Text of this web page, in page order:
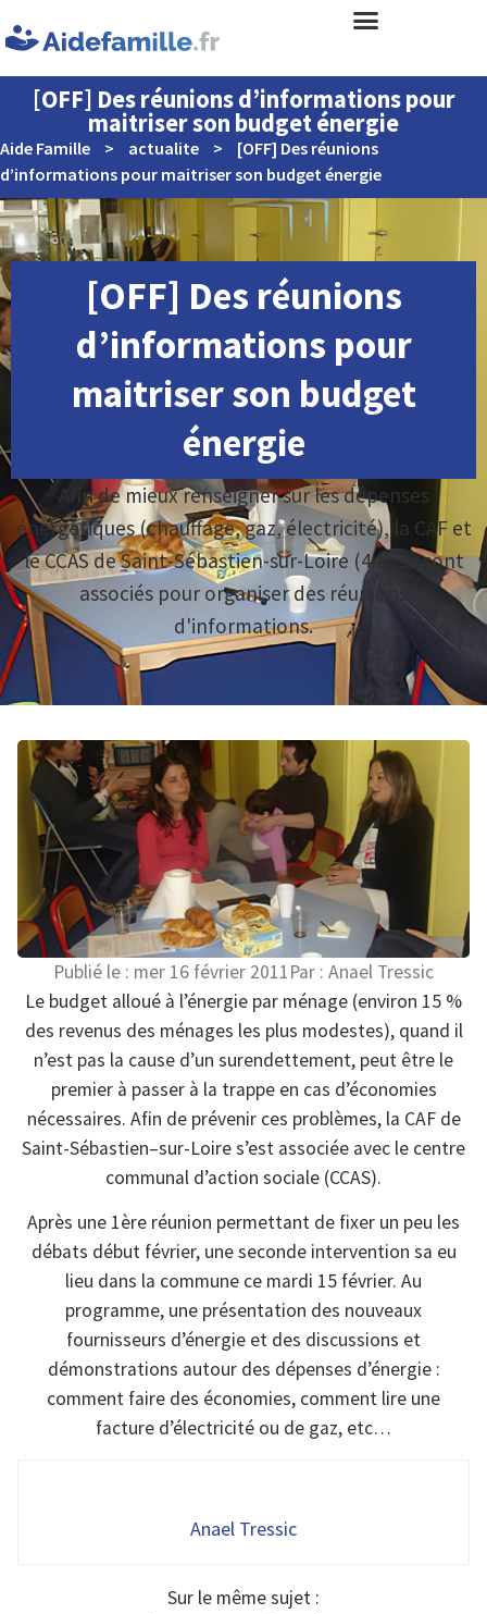
[OFF] Des réunions d’informations pour
maitriser son budget énergie
Aide Famille > actualite >
[OFF] Des réunions
d’informations pour maitriser son budget énergie
[OFF] Des réunions
d’informations pour
maitriser son budget
énergie
Afin de mieux renseigner sur les dépenses
énergétiques (chauffage, gaz, électricité), la CAF et
le CCAS de Saint-Sébastien-sur-Loire (44), se sont
associés pour organiser des réunions
d'informations.
Publié le : mer 16 février 2011Par : Anael Tressic
Le budget alloué à l’énergie par ménage (environ 15 %
des revenus des ménages les plus modestes), quand il
n’est pas la cause d’un surendettement, peut être le
premier à passer à la trappe en cas d’économies
nécessaires. Afin de prévenir ces problèmes, la CAF de
Saint-Sébastien–sur-Loire s’est associée avec le centre
communal d’action sociale (CCAS).
Après une 1ère réunion permettant de fixer un peu les
débats début février, une seconde intervention sa eu
lieu dans la commune ce mardi 15 février. Au
programme, une présentation des nouveaux
fournisseurs d’énergie et des discussions et
démonstrations autour des dépenses d’énergie :
comment faire des économies, comment lire une
facture d’électricité ou de gaz, etc…
Anael Tressic
Sur le même sujet :